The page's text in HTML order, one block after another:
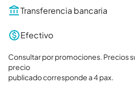
Transferencia bancaria
Efectivo
Consultar por promociones. Precios
precio
publicado corresponde a 4 pax.